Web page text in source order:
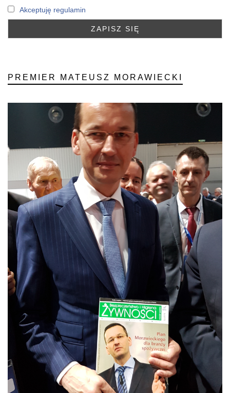
Akceptuję regulamin
PREMIER MATEUSZ MORAWIECKI